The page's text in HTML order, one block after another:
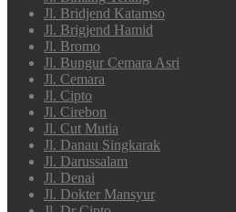
Jl. Bridjend Katamso
Jl. Brigjend Hamid
Jl. Bromo
Jl. Bungur Cemara Asri
Jl. Cemara
Jl. Cipto
Jl. Cirebon
Jl. Cut Mutia
Jl. Danau Singkarak
Jl. Darussalam
Jl. Denai
Jl. Dokter Mansyur